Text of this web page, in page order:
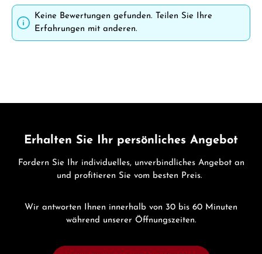
Keine Bewertungen gefunden. Teilen Sie Ihre
Erfahrungen mit anderen.
Erhalten Sie Ihr persönliches Angebot
Fordern Sie Ihr individuelles, unverbindliches Angebot an
und profitieren Sie vom besten Preis.
Wir antworten Ihnen innerhalb von 30 bis 60 Minuten
während unserer Öffnungszeiten.